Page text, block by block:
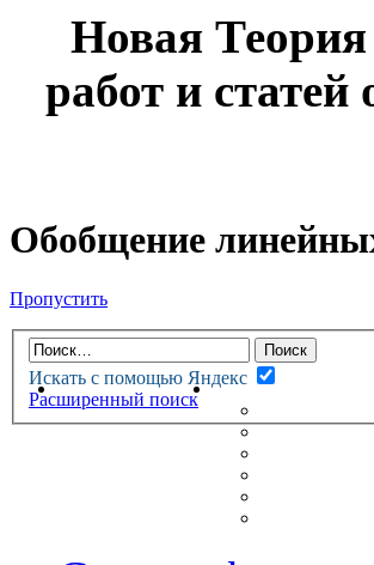
Новая
работ и
Обобщение
Пропустить
Искать с помощью Яндекс
Расширенный поиск
НОВАЯ ТЕОРИЯФОРУМ